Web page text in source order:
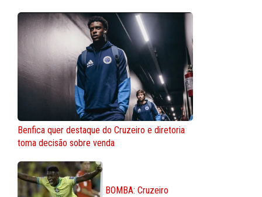
Benfica quer destaque do Cruzeiro e diretoria
toma decisão sobre venda
BOMBA: Cruzeiro